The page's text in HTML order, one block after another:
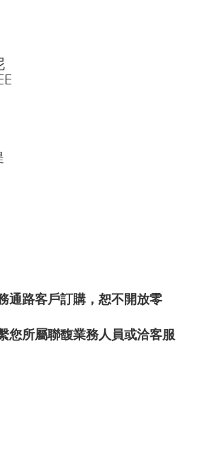
通路客戶訂購，恕不開放零
您所屬聯馥業務人員或洽客服